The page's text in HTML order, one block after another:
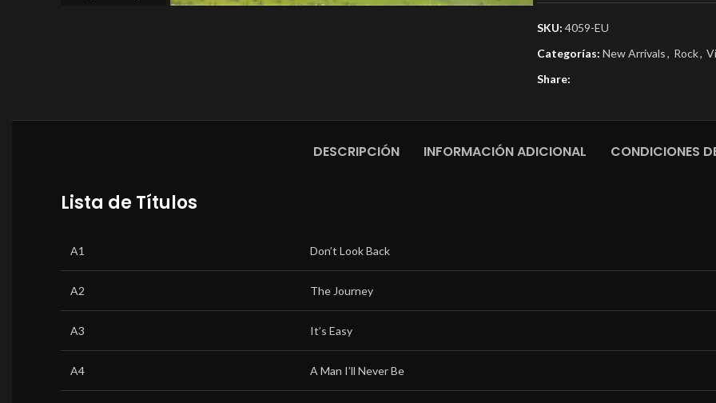
SKU: 4059-EU
Categorías: New Arrivals, Rock,
Share:
DESCRIPCIÓN INFORMACIÓN ADICIONAL CONDICIONES
Lista de Títulos
A1 Don’t Look Back
A2 The Journey
A3 It’s Easy
A4 A Man I’ll Never Be